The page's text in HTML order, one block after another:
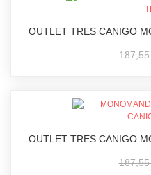
OUTLET TRES CANIGO
187,55
OUTLET TRES CANIGO
187,55